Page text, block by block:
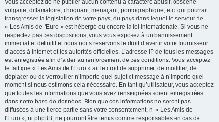
Vous acceptez de ne publier aucun contenu à caractère abusif, obscène,
vulgaire, diffamatoire, choquant, menaçant, pornographique, etc. qui pourrait
transgresser la législation de votre pays, du pays dans lequel le serveur de
« Les Amis de l'Euro » est hébergé ou encore la loi internationale. Si vous ne
respectez pas ces dispositions, vous vous exposez à un bannissement
immédiat et définitif et nous nous réservons le droit d’avertir votre fournisseur
d’accès à internet et les autorités officielles. L’adresse IP de tous les messages
est enregistrée afin d’aider au renforcement de ces conditions. Vous acceptez
le fait que « Les Amis de l'Euro » ait le droit de supprimer, de modifier, de
déplacer ou de verrouiller n’importe quel sujet et message à n’importe quel
moment si nous estimons cela nécessaire. En tant qu’utilisateur, vous acceptez
que toutes les informations que vous avez renseignées soient enregistrées
dans notre base de données. Bien que ces informations ne seront pas
diffusées à une tierce partie sans votre consentement, ni « Les Amis de
l'Euro », ni phpBB, ne pourront être tenus comme responsables en cas de